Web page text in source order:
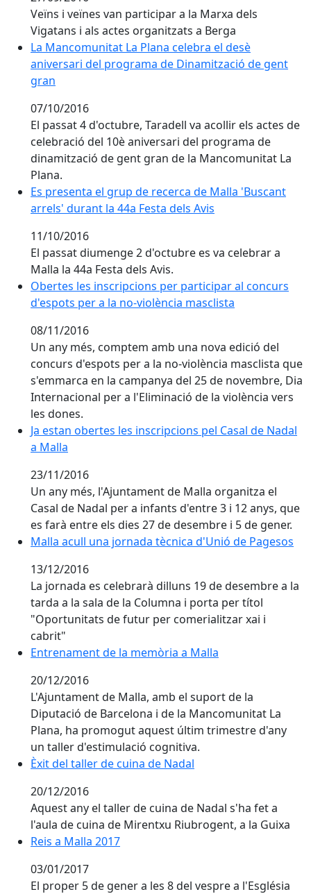
Veïns i veïnes van participar a la Marxa dels
Vigatans i als actes organitzats a Berga
La Mancomunitat La Plana celebra el desè
La Mancomunitat La Plana celebra el desè
aniversari del programa de Dinamització de gent
gran
07/10/2016
El passat 4 d'octubre, Taradell va acollir els actes de
celebració del 10è aniversari del programa de
dinamització de gent gran de la Mancomunitat La
Plana.
Es presenta el grup de recerca de Malla 'Buscant
Es presenta el grup de recerca de Malla 'Buscant
arrels' durant la 44a Festa dels Avis
11/10/2016
El passat diumenge 2 d'octubre es va celebrar a
Malla la 44a Festa dels Avis.
Obertes les inscripcions per participar al concurs
Obertes les inscripcions per participar al concurs
d'espots per a la no-violència masclista
08/11/2016
Un any més, comptem amb una nova edició del
concurs d'espots per a la no-violència masclista que
s'emmarca en la campanya del 25 de novembre, Dia
Internacional per a l'Eliminació de la violència vers
les dones.
Ja estan obertes les inscripcions pel Casal de Nadal a
Ja estan obertes les inscripcions pel Casal de Nadal
a Malla
23/11/2016
Un any més, l'Ajuntament de Malla organitza el
Casal de Nadal per a infants d'entre 3 i 12 anys, que
es farà entre els dies 27 de desembre i 5 de gener.
Malla acull una jornada tècnica d'Unió de Pagesos
Malla acull una jornada tècnica d'Unió de Pagesos
13/12/2016
La jornada es celebrarà dilluns 19 de desembre a la
tarda a la sala de la Columna i porta per títol
"Oportunitats de futur per comerialitzar xai i
cabrit"
Entrenament de la memòria a Malla
Entrenament de la memòria a Malla
20/12/2016
L'Ajuntament de Malla, amb el suport de la
Diputació de Barcelona i de la Mancomunitat La
Plana, ha promogut aquest últim trimestre d'any
un taller d'estimulació cognitiva.
Èxit del taller de cuina de Nadal
Èxit del taller de cuina de Nadal
20/12/2016
Aquest any el taller de cuina de Nadal s'ha fet a
l'aula de cuina de Mirentxu Riubrogent, a la Guixa
Reis a Malla 2017
Reis a Malla 2017
03/01/2017
El proper 5 de gener a les 8 del vespre a l'Església